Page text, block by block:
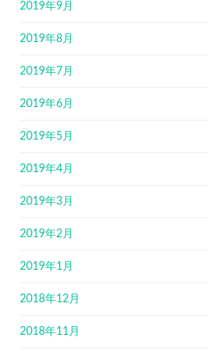
2019年9月
2019年8月
2019年7月
2019年6月
2019年5月
2019年4月
2019年3月
2019年2月
2019年1月
2018年12月
2018年11月